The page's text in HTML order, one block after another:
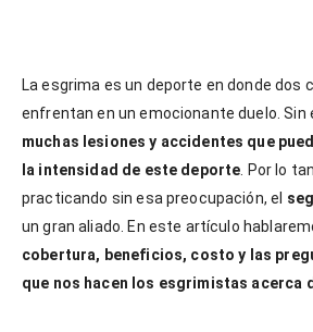
La esgrima es un deporte en donde dos
enfrentan en un emocionante duelo. Sin
muchas lesiones y accidentes que
la intensidad de este deporte . Por lo
practicando sin esa preocupación, el
un gran aliado. En este artículo
cobertura, beneficios, costo y las
que nos hacen los esgrimistas acerca